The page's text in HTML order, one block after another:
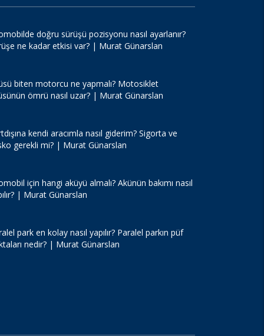
doğru sürüşü pozisyonu nasıl ayarlanır?
ne kadar etkisi var? | Murat Günarslan
biten motorcu ne yapmalı? Motosiklet
ömrü nasıl uzar? | Murat Günarslan
kendi aracımla nasıl giderim? Sigorta ve
gerekli mi? | Murat Günarslan
için hangi aküyü almalı? Akünün bakımı nasıl
| Murat Günarslan
park en kolay nasıl yapılır? Paralel parkın püf
nedir? | Murat Günarslan